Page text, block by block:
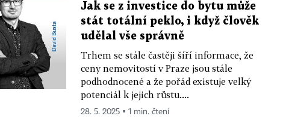
Jak se z investice do bytu může
stát totální peklo, i když člověk
udělal vše správně
Trhem se stále častěji šíří informace, že
ceny nemovitostí v Praze jsou stále
podhodnocené a že pořád existuje velký
potenciál k jejich růstu....
28. 5. 2025 ▪ 1 min. čtení